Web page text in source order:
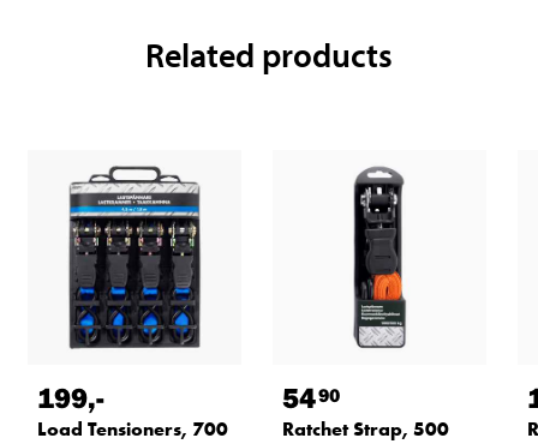
Related products
199,-
Load Tensioners, 700
5490
Ratchet Strap, 500